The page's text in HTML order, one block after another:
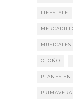
LIFESTYLE
MUSICALES
OTOÑO
PLANES EN
PRIMAVERA